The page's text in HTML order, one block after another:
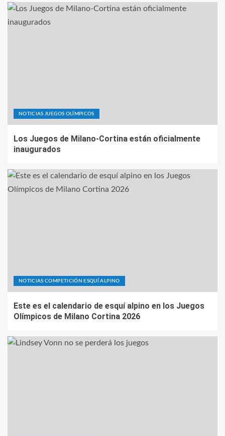
NOTICIAS JUEGOS OLÍMPICOS
Los Juegos de Milano-Cortina están oficialmente
inaugurados
NOTICIAS COMPETICIÓN ESQUÍ ALPINO
Este es el calendario de esquí alpino en los Juegos
Olímpicos de Milano Cortina 2026